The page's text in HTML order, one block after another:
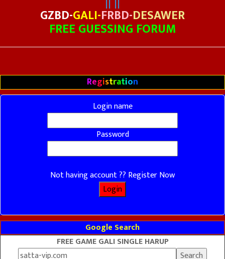
GZBD-GALI-FRBD-DESAWER
FREE GUESSING FORUM
Registration
Login name
Password
Not having account ?? Register Now
Google Search
FREE GAME GALI SINGLE HARUP